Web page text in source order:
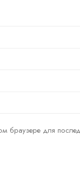
браузере для